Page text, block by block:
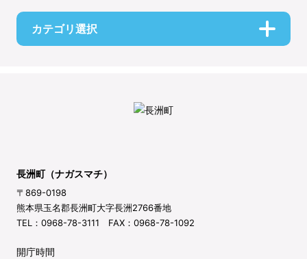
カテゴリ選択
長洲町（ナガスマチ）
〒869-0198
熊本県玉名郡長洲町大字長洲2766番地
TEL：0968-78-3111 FAX：0968-78-1092
開庁時間